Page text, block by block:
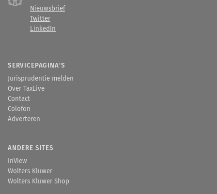
Nieuwsbrief
Twitter
LinkedIn
SERVICEPAGINA'S
Jurisprudentie melden
Over TaxLive
Contact
Colofon
Adverteren
ANDERE SITES
InView
Wolters Kluwer
Wolters Kluwer Shop